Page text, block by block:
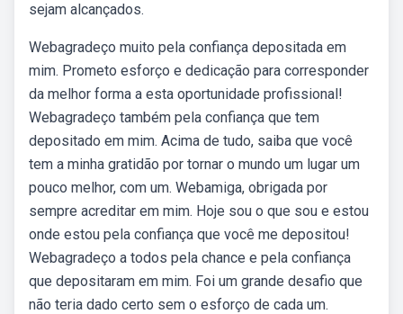
sejam alcançados.
Webagradeço muito pela confiança depositada em
mim. Prometo esforço e dedicação para corresponder
da melhor forma a esta oportunidade profissional!
Webagradeço também pela confiança que tem
depositado em mim. Acima de tudo, saiba que você
tem a minha gratidão por tornar o mundo um lugar um
pouco melhor, com um. Webamiga, obrigada por
sempre acreditar em mim. Hoje sou o que sou e estou
onde estou pela confiança que você me depositou!
Webagradeço a todos pela chance e pela confiança
que depositaram em mim. Foi um grande desafio que
não teria dado certo sem o esforço de cada um.